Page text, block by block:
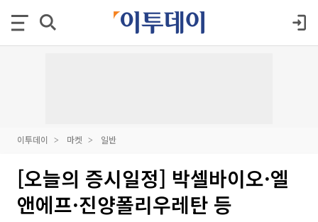
이투데이 마켓 일반
[오늘의 증시일정] 박셀바이오·엘
앤에프·진양폴리우레탄 등